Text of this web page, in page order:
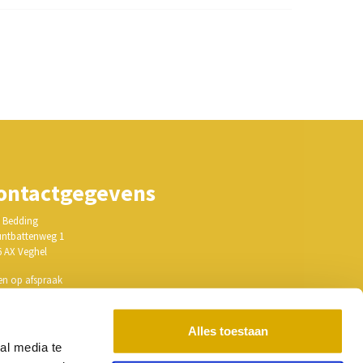
media te
Alles toestaan
1
AX Veghel
op afspraak
NL818345548B01